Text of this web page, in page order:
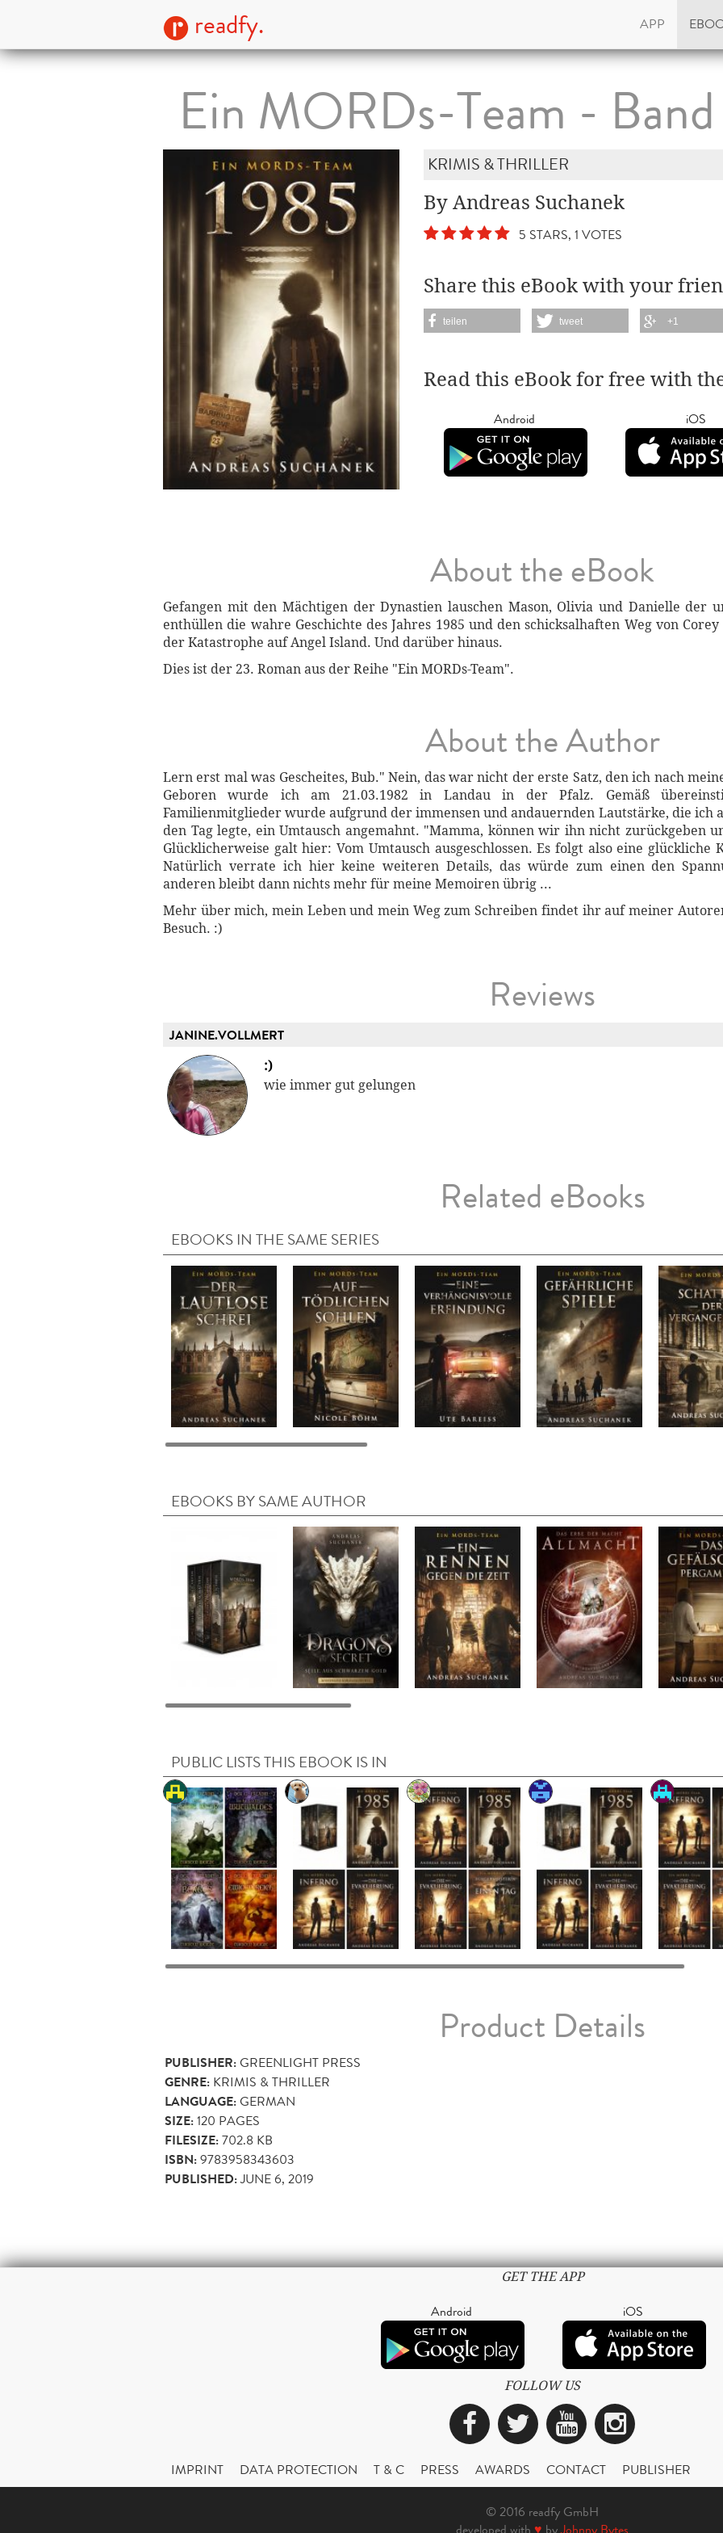
readfy. APP
Ein MORDs-Team -
KRIMIS & THRILLER
By Andreas Suchanek
5 STARS, 1 VOTES
Share this eBook with your
teilen tweet +1
Read this eBook for free with
Android iOS
About the eBook
Gefangen mit den Mächtigen der Dynastien lauschen Mason, Olivia und Danielle der
enthüllen die wahre Geschichte des Jahres 1985 und den schicksalhaften Weg von
der Katastrophe auf Angel Island. Und darüber hinaus.
Dies ist der 23. Roman aus der Reihe "Ein MORDs-Team".
About the Author
Lern erst mal was Gescheites, Bub." Nein, das war nicht der erste Satz, den ich nach
Geboren wurde ich am 21.03.1982 in Landau in der Pfalz. Gemäß
Familienmitglieder wurde aufgrund der immensen und andauernden Lautstärke, die ich
den Tag legte, ein Umtausch angemahnt. "Mamma, können wir ihn nicht zurückgeben
Glücklicherweise galt hier: Vom Umtausch ausgeschlossen. Es folgt also eine
Natürlich verrate ich hier keine weiteren Details, das würde zum einen den
anderen bleibt dann nichts mehr für meine Memoiren übrig ...
Mehr über mich, mein Leben und mein Weg zum Schreiben findet ihr auf meiner
Besuch. :)
Reviews
JANINE.VOLLMERT
:)
wie immer gut gelungen
Related eBooks
EBOOKS IN THE SAME SERIES
EBOOKS BY SAME AUTHOR
PUBLIC LISTS THIS EBOOK IS IN
Product Details
PUBLISHER:GREENLIGHT PRESS
GENRE: KRIMIS & THRILLER
LANGUAGE:GERMAN
SIZE:120 PAGES
FILESIZE:702.8 KB
ISBN:9783958343603
PUBLISHED:JUNE 6, 2019
GET THE APP
Android iOS
FOLLOW US
Facebook
TwitterYouTube
IMPRINT DATA PROTECTION T & C PRESS AWARDS CONTACT PUBLISHER
© 2016 readfy GmbH